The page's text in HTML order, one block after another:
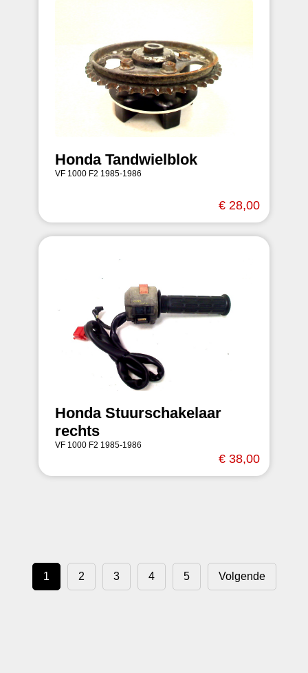
Honda Tandwielblok
VF 1000 F2 1985-1986
€ 28,00
Honda Stuurschakelaar
rechts
VF 1000 F2 1985-1986
€ 38,00
1 2 3 4 5 Volgende